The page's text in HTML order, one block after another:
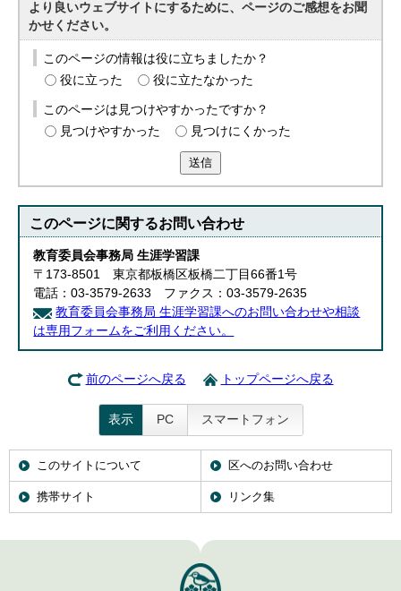
より良いウェブサイトにするために、ページのご感想をお聞
かせください。
このページの情報は役に立ちましたか？
役に立った
役に立たなかった
このページは見つけやすかったですか？
見つけやすかった
見つけにくかった
送信
このページに関するお問い合わせ
教育委員会事務局 生涯学習課
〒173-8501 東京都板橋区板橋二丁目66番1号
電話：03-3579-2633 ファクス：03-3579-2635
教育委員会事務局 生涯学習課へのお問い合わせや相談
は専用フォームをご利用ください。
前のページへ戻る トップページへ戻る
表示 PC スマートフォン
このサイトについて 区へのお問い合わせ
携帯サイト リンク集